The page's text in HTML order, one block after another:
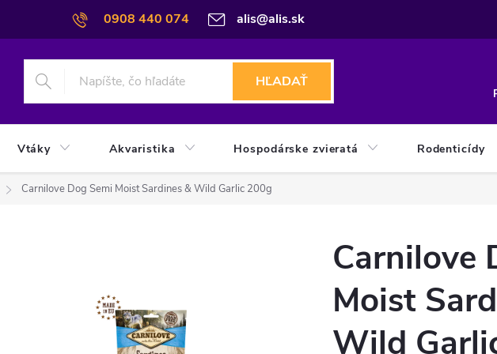
0908 440 074 alis@alis.sk
HĽADAŤ
Vtáky Akvaristika Hospodárske zvieratá Rodenticídy
Carnilove Dog Semi Moist Sardines & Wild Garlic 200g
Carnilove
Moist
Wild